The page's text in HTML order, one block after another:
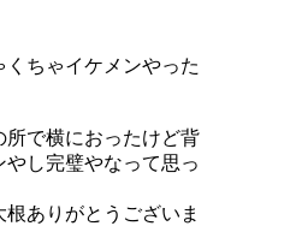
ちゃイケメンやった
所で横におったけど背
し完璧やなって思っ
ありがとうございま